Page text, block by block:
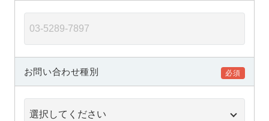
お問い合わせ種別